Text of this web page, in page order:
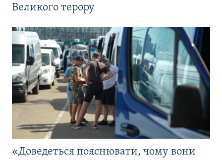
Великого терору
«Доведеться пояснювати, чому вони